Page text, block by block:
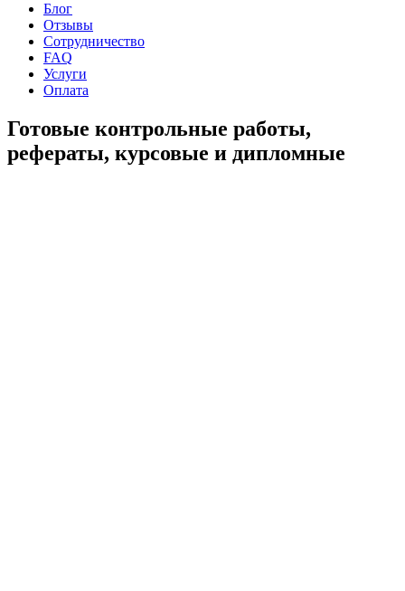
Блог
Отзывы
Сотрудничество
FAQ
Услуги
Оплата
Готовые контрольные работы,
рефераты, курсовые и дипломные